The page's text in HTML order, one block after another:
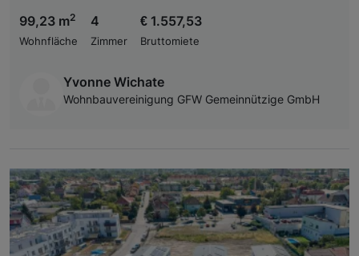
99,23 m2
Wohnfläche
4
Zimmer
€ 1.557,53
Bruttomiete
Yvonne Wichate
Wohnbauvereinigung GFW Gemeinnützige GmbH